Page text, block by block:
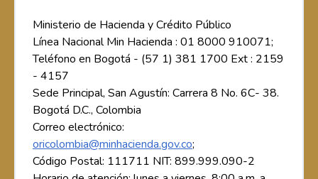
Ministerio de Hacienda y Crédito Público
Línea Nacional Min Hacienda : 01 8000 910071;
Teléfono en Bogotá - (57 1) 381 1700 Ext : 2159
- 4157
Sede Principal, San Agustín: Carrera 8 No. 6C- 38.
Bogotá D.C., Colombia
Correo electrónico:
oricolombia@minhacienda.gov.co;
Código Postal: 111711 NIT: 899.999.090-2